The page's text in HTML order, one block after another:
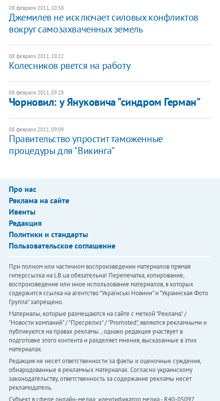
08 февраля 2011, 10:38
Джемилев не исключает силовых конфликтов
вокруг самозахваченных земель
08 февраля 2011, 10:22
Колесников рвется на работу
08 февраля 2011, 09:28
Чорновил: у Януковича "синдром Герман"
08 февраля 2011, 09:09
Правительство упростит таможенные
процедуры для "Викинга"
Про нас
Реклама на сайте
Ивенты
Редакция
Политики и стандарты
Пользовательское соглашение
При полном или частичном воспроизведении материалов прямая
гиперссылка на LB.ua обязательна! Перепечатка, копирование,
воспроизведение или иное использование материалов, в которых
содержится ссылка на агентство "Українськi Новини" и "Украинская Фото
Группа" запрещено.
Материалы, которые размещаются на сайте с меткой "Реклама" /
"Новости компаний" / "Пресрелиз" / "Promoted", являются рекламными и
публикуются на правах рекламы. , однако редакция участвует в
подготовке этого контента и разделяет мнения, высказанные в этих
материалах.
Редакция не несет ответственности за факты и оценочные суждения,
обнародованные в рекламных материалах. Согласно украинскому
законодательству, ответственность за содержание рекламы несет
рекламодатель.
Субъект в сфере онлайн-медиа; идентификатор медиа - R40-05097